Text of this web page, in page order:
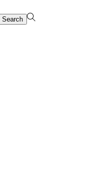
Search